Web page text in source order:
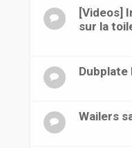
[Videos]
sur la
Dubplate
Wailers